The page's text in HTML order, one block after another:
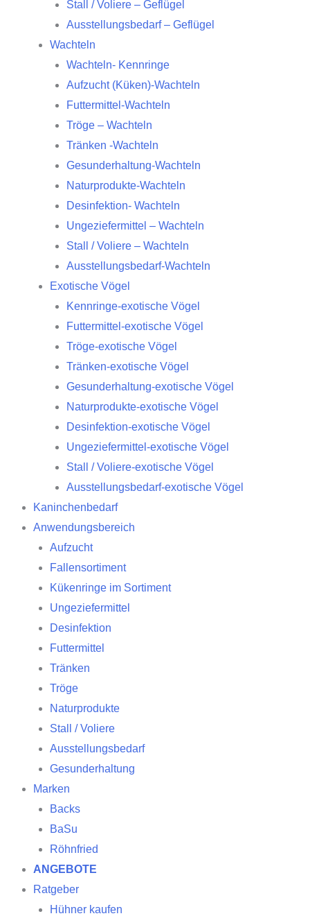
Stall / Voliere – Geflügel
Ausstellungsbedarf – Geflügel
Wachteln
Wachteln- Kennringe
Aufzucht (Küken)-Wachteln
Futtermittel-Wachteln
Tröge – Wachteln
Tränken -Wachteln
Gesunderhaltung-Wachteln
Naturprodukte-Wachteln
Desinfektion- Wachteln
Ungeziefermittel – Wachteln
Stall / Voliere – Wachteln
Ausstellungsbedarf-Wachteln
Exotische Vögel
Kennringe-exotische Vögel
Futtermittel-exotische Vögel
Tröge-exotische Vögel
Tränken-exotische Vögel
Gesunderhaltung-exotische Vögel
Naturprodukte-exotische Vögel
Desinfektion-exotische Vögel
Ungeziefermittel-exotische Vögel
Stall / Voliere-exotische Vögel
Ausstellungsbedarf-exotische Vögel
Kaninchenbedarf
Anwendungsbereich
Aufzucht
Fallensortiment
Kükenringe im Sortiment
Ungeziefermittel
Desinfektion
Futtermittel
Tränken
Tröge
Naturprodukte
Stall / Voliere
Ausstellungsbedarf
Gesunderhaltung
Marken
Backs
BaSu
Röhnfried
ANGEBOTE
Ratgeber
Hühner kaufen